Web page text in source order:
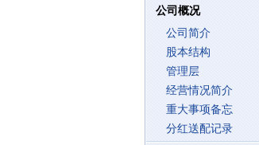
公司概况
公司简介
股本结构
管理层
经营情况简介
重大事项备忘
分红送配记录